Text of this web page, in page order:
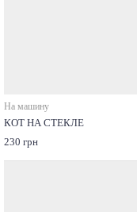
На машину
КОТ НА СТЕКЛЕ
230 грн